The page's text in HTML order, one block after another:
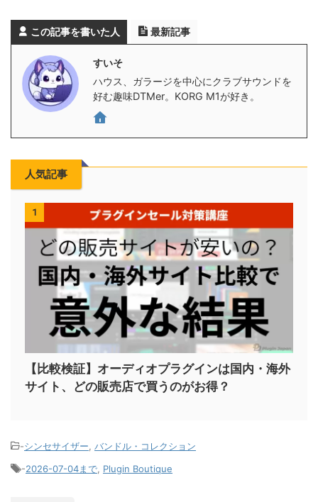
この記事を書いた人 最新記事
すいそ
ハウス、ガラージを中心にクラブサウンドを
好む趣味DTMer。KORG M1が好き。
人気記事
1
【比較検証】オーディオプラグインは国内・海外
サイト、どの販売店で買うのがお得？
-シンセサイザー, バンドル・コレクション
-2026-07-04まで, Plugin Boutique